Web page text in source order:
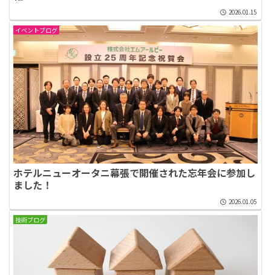
2026.01.15
イベントブログ
ホテルニューオータニ幕張で開催された忘年会に参加し
ました！
2026.01.05
技術ブログ